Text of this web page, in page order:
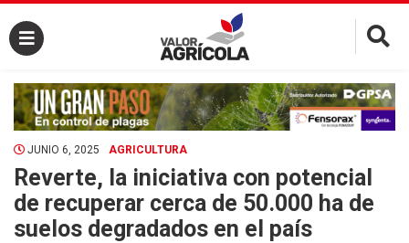
×
JUNIO 6, 2025 AGRICULTURA
Reverte, la iniciativa con potencial
de recuperar cerca de 50.000 ha de
suelos degradados en el país